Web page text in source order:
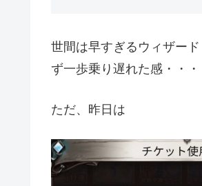
世間は早すぎるウィザー
ず一歩乗り遅れた感・・・
ただ、昨日は